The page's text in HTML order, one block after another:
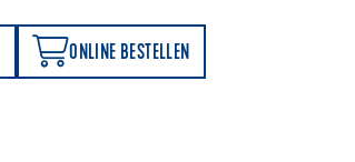
ONLINE BESTELLEN